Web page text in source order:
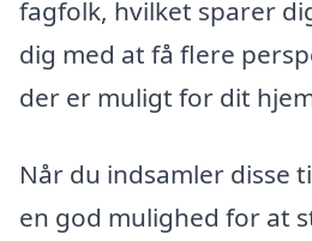
fagfolk, hvilket sparer
dig med at få flere
der er muligt for dit
Når du indsamler disse
en god mulighed for at